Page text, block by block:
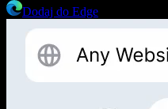
Dodaj do Edge